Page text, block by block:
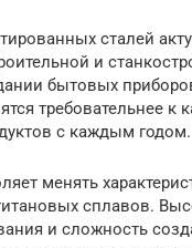
сталей
и
бытовых
требовательнее к
с каждым годом.
менять
сплавов.
и сложность